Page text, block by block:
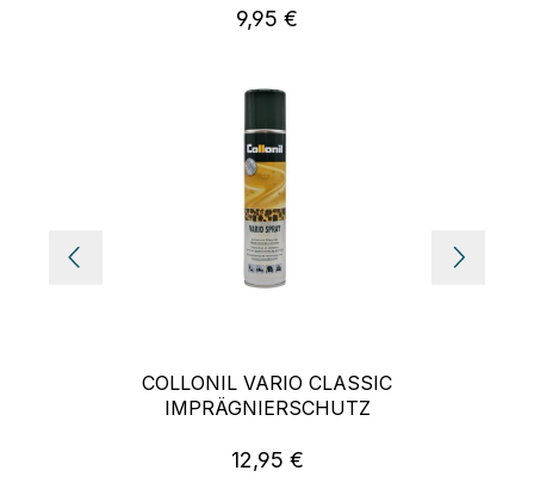
Regulärer Preis:
9,95 €
COLLONIL VARIO CLASSIC
IMPRÄGNIERSCHUTZ
Regulärer Preis:
12,95 €